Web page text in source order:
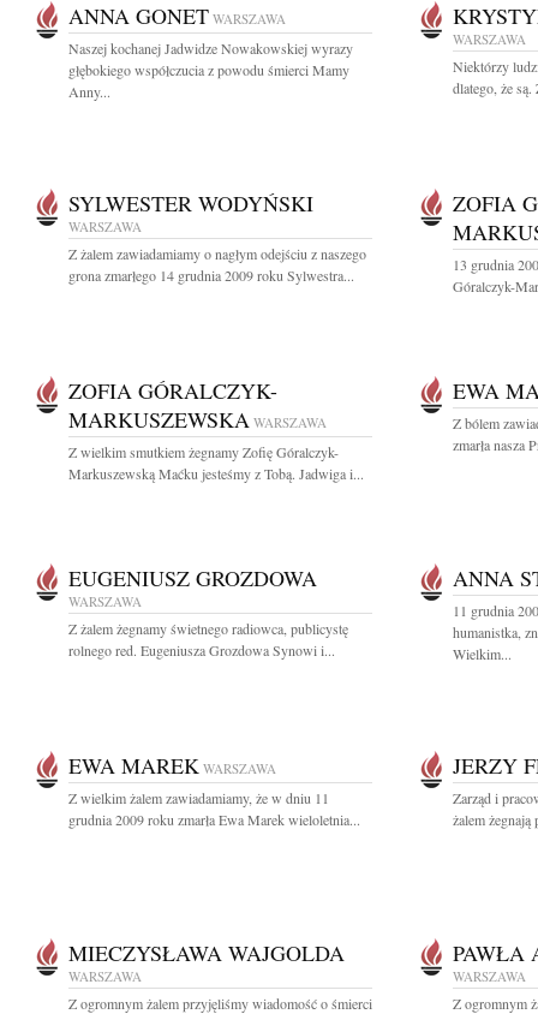
ANNA GONET WARSZAWA
Naszej kochanej Jadwidze Nowakowskiej wyrazy
głębokiego współczucia z powodu śmierci Mamy
Anny...
WARSZAWA
Niektórzy
dlatego, że
SYLWESTER WODYŃSKI
WARSZAWA
Z żalem zawiadamiamy o nagłym odejściu z naszego
grona zmarłego 14 grudnia 2009 roku Sylwestra...
ZOFIA
13 grudnia
Góralczyk-
ZOFIA GÓRALCZYK-
MARKUSZEWSKA WARSZAWA
Z wielkim smutkiem żegnamy Zofię Góralczyk-
Markuszewską Maćku jesteśmy z Tobą. Jadwiga i...
EWA
Z bólem
zmarła nasza
EUGENIUSZ GROZDOWA
WARSZAWA
Z żalem żegnamy świetnego radiowca, publicystę
rolnego red. Eugeniusza Grozdowa Synowi i...
ANNA
11 grudnia
humanistka,
Wielkim...
EWA MAREK WARSZAWA
Z wielkim żalem zawiadamiamy, że w dniu 11
grudnia 2009 roku zmarła Ewa Marek wieloletnia...
JERZY
Zarząd i
żalem żegnają
MIECZYSŁAWA WAJGOLDA
WARSZAWA
Z ogromnym żalem przyjęliśmy wiadomość o śmierci
PAWŁA
WARSZAWA
Z ogromnym